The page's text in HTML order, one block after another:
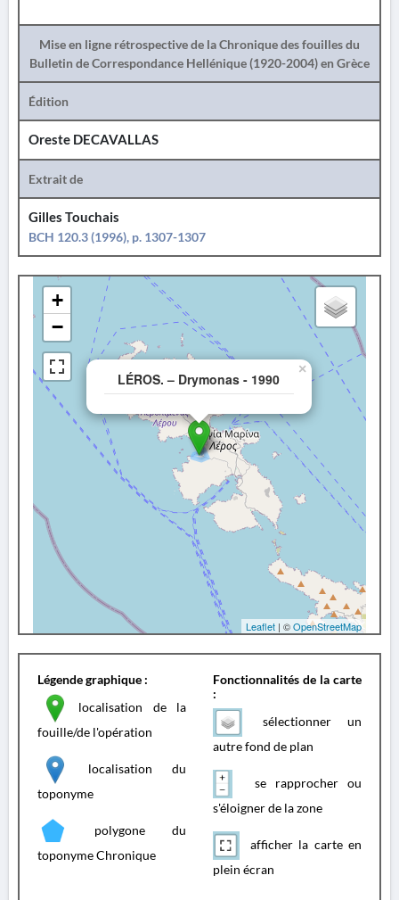
Mise en ligne rétrospective de la Chronique des fouilles du
Bulletin de Correspondance Hellénique (1920-2004) en Grèce
Édition
Oreste DECAVALLAS
Extrait de
Gilles Touchais
BCH 120.3 (1996), p. 1307-1307
LÉROS. – Drymonas - 1990
×
+
−
Leaflet | ©OpenStreetMap
Légende graphique :
localisation de la
fouille/de l'opération
localisation du
toponyme
polygone du
toponyme Chronique
Fonctionnalités de la carte
:
sélectionner un
autre fond de plan
se rapprocher ou
s'éloigner de la zone
afficher la carte en
plein écran